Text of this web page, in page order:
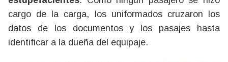
cargo de la carga, los uniformados cruzaron los
datos de los documentos y los pasajes hasta
identificar a la dueña del equipaje.